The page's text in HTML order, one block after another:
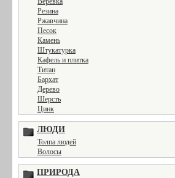
Резина
Ржавчина
Песок
Камень
Штукатурка
Кафель и плитка
Титан
Бархат
Дерево
Шерсть
Цинк
ЛЮДИ
Толпа людей
Волосы
ПРИРОДА